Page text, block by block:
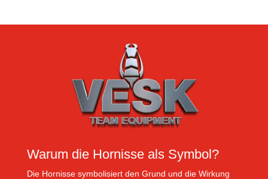
Warum die Hornisse als Symbol?
Die Hornisse symbolisiert den Grund und die Wirkung